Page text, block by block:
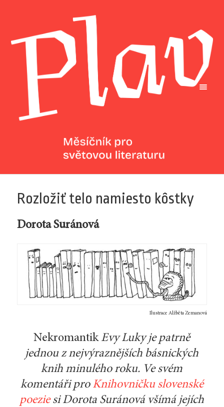
Rozložiť telo namiesto kôstky
Dorota Suránová
Ilustrace Alžběta Zemanová
NekromantikEvy Luky je patrně
jednou z nejvýraznějších básnických
knih minulého roku. Ve svém
komentáři pro Knihovničku slovenské
poeziesi Dorota Suránová všímá jejích